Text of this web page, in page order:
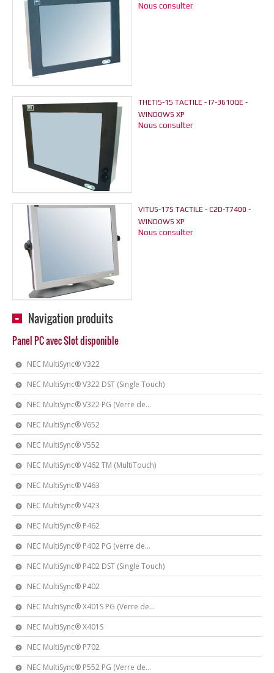
Nous consulter
THETIS-15 TACTILE - I7-3610QE -
WINDOWS XP
Nous consulter
VITUS-17S TACTILE - C2D-T7400 -
WINDOWS XP
Nous consulter
Navigation produits
Panel PC avec Slot disponible
NEC MultiSync® V322
NEC MultiSync® V322 DST (Single Touch)
NEC MultiSync® V322 PG (Verre de...
NEC MultiSync® V652
NEC MultiSync® V552
NEC MultiSync® V462 TM (MultiTouch)
NEC MultiSync® V463
NEC MultiSync® V423
NEC MultiSync® P462
NEC MultiSync® P402 PG (verre de...
NEC MultiSync® P402 DST (Single Touch)
NEC MultiSync® P402
NEC MultiSync® X401S PG (Verre de...
NEC MultiSync® X401S
NEC MultiSync® P702
NEC MultiSync® P552 PG (Verre de...